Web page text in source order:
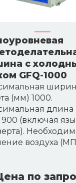
с
GFQ-1000
(мм) 1000.
длина
(включая
воздуха
по